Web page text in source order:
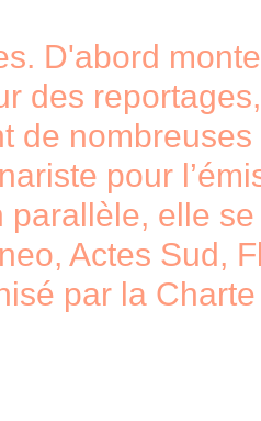
D'abord
des
de
pour
elle
Actes Sud,
par la